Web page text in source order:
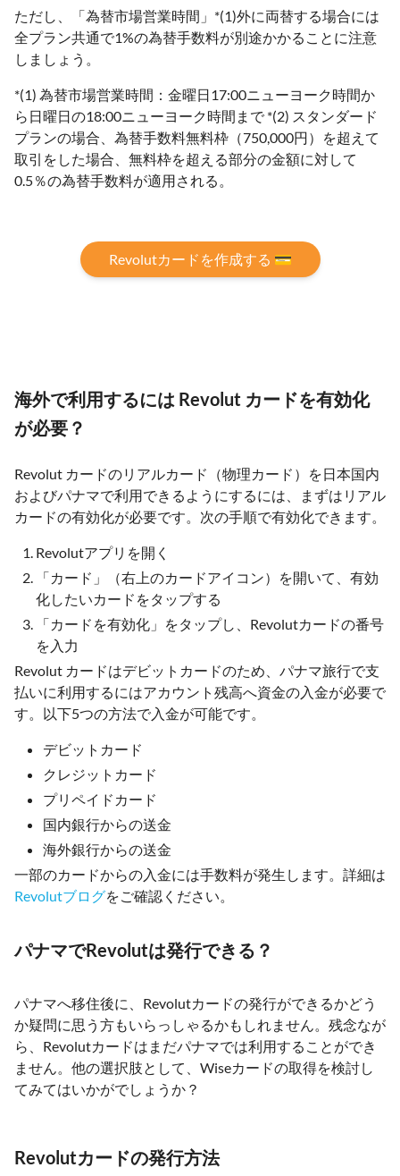
ただし、「為替市場営業時間」*(1)外に両替する場合には
全プラン共通で1%の為替手数料が別途かかることに注意
しましょう。
*(1) 為替市場営業時間：金曜日17:00ニューヨーク時間か
ら日曜日の18:00ニューヨーク時間まで *(2) スタンダード
プランの場合、為替⼿数料無料枠（750,000円）を超えて
取引をした場合、無料枠を超える部分の金額に対して
0.5％の為替手数料が適用される。
Revolutカードを作成する 💳
海外で利用するには Revolut カードを有効化
が必要？
Revolut カードのリアルカード（物理カード）を日本国内
およびパナマで利用できるようにするには、まずはリアル
カードの有効化が必要です。次の手順で有効化できます。
Revolutアプリを開く
「カード」（右上のカードアイコン）を開いて、有効
化したいカードをタップする
「カードを有効化」をタップし、Revolutカードの番号
を入力
Revolut カードはデビットカードのため、パナマ旅行で支
払いに利用するにはアカウント残高へ資金の入金が必要で
す。以下5つの方法で入金が可能です。
デビットカード
クレジットカード
プリペイドカード
国内銀行からの送金
海外銀行からの送金
一部のカードからの入金には手数料が発生します。詳細は
Revolutブログをご確認ください。
パナマでRevolutは発行できる？
パナマへ移住後に、Revolutカードの発行ができるかどう
か疑問に思う方もいらっしゃるかもしれません。残念なが
ら、Revolutカードはまだパナマでは利用することができ
ません。他の選択肢として、Wiseカードの取得を検討し
てみてはいかがでしょうか？
Revolutカードの発行方法